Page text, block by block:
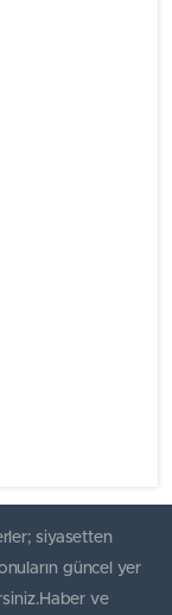
siyasetten
güncel yer
ve